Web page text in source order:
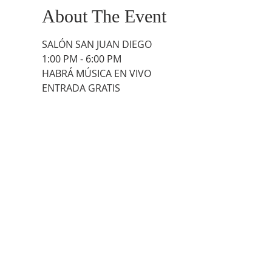
About The Event
SALÓN SAN JUAN DIEGO
HABRÁ MÚSICA EN VIVO